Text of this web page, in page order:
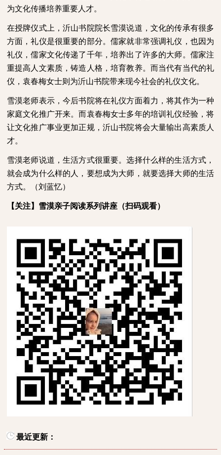
为文化传播培养重要人才。
在授牌仪式上，沂山书院院长雪漠说道，文化的传承有很多
方面，礼仪是很重要的部分。儒家就非常强调礼仪，也因为
礼仪，儒家文化传递了千年，培养出了许多的大师。儒家注
重提高人文素质，铸造人格，培育教养。而当代有当代的礼
仪，袁春梅女士则为沂山书院带来现今社会的礼仪文化。
雪漠老师表示，今后书院将在礼仪方面着力，将其作为一种
家庭文化推广开来。而袁春梅女士多年的培训礼仪经验，将
让文化推广事业更加正规，沂山书院将会大量输出高素质人
才。
雪漠老师说道，生活方式很重要。选择什么样的生活方式，
就会成为什么样的人，要想成为大师，就要选择大师的生活
方式。
（刘蓝忆）
【关注】雪漠亲子阅读系列讲座（扫码观看）
最近更新：